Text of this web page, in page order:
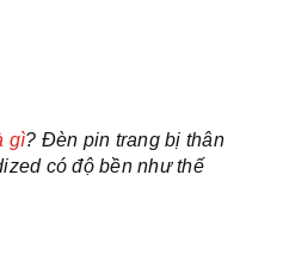
gì? Đèn pin trang bị thân
có độ bền như thế